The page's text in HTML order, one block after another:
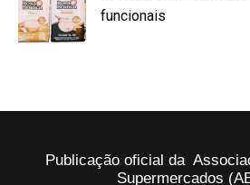
funcionais
Publicação oficial da
Supermercados